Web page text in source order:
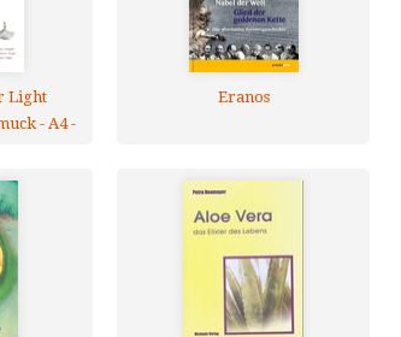
Light
- A4 -
Eranos